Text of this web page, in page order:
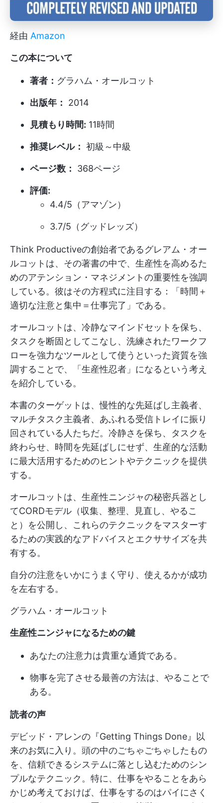
経由 Amazon
この本について
著者： グラハム・オールコット
出版年： 2014
見積もり時間: 11時間
推奨レベル： 初級～中級
ページ数： 368ページ
評価:
4.4/5（アマゾン）
3.7/5（グッドレッズ）
Think Productiveの創始者であるグレアム・オー
ルコットは、その著書の中で、生産性を高めるた
めのアテンション・マネジメントの重要性を強調
している。彼はその方程式に注目する：「時間＋
適切な注意と集中＝仕事完了」である。
オールコットは、冷静なマインドセットを保ち、
タスクを断固としてこなし、洗練されたワークフ
ローを強力なツールとして使うといった資質を強
調することで、「生産性忍者」になるという考え
を紹介している。
本書のターゲットは、慢性的な先延ばし主義者、
マルチタスク主義者、あふれる受信トレイに振り
回されている人たちだ。冷静さを保ち、タスクを
終わらせ、時間を先延ばしにせず、生産的な活動
に最大活用するためのヒントやテクニックを提供
する。
オールコットは、生産性ニンジャの秘密兵器とし
てCORDモデル（収集、整理、見直し、やるこ
と）を公開し、これらのテクニックをマスターす
るための実践的なアドバイスとエクササイズを共
有する。
自分の注意をいかにうまく守り、使えるかが成功
を左右する。
グラハム・オールコット
生産性ニンジャになるための鍵
あなたの注意力は貴重な通貨である。
物事を完了させる最善の方法は、やることで
ある。
読者の声
デビッド・アレンの『Getting Things Done』以
来のお気に入り。頭の中のごちゃごちゃしたもの
を、信頼できるシステムに落とし込むためのシン
プルなテクニック。特に、仕事をやることをあら
かじめ考えておけば、仕事をするのはパイにさく